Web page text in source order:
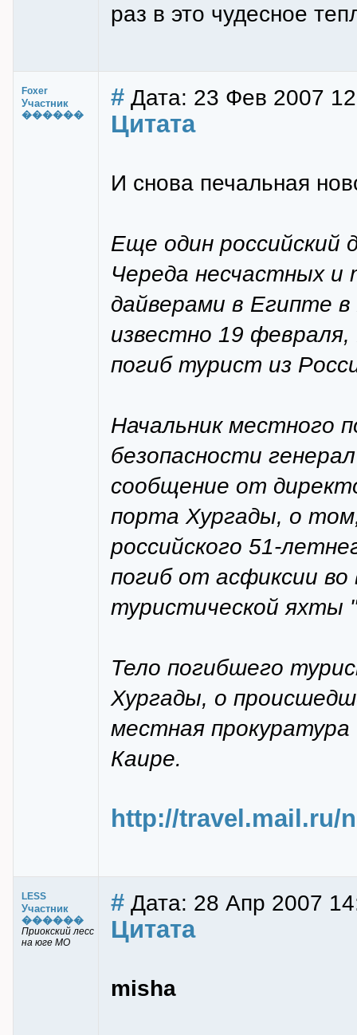
раз в это чудесное
Foxer
Участник
������
# Дата: 23 Фев 2007
Цитата
И снова печальная
Еще один российский
Череда несчастных и
дайверами в Египте
известно 19 февраля,
погиб турист из
Начальник местного
безопасности
сообщение от
порта Хургады, о
российского 51-
погиб от асфиксии
туристической яхты
Тело погибшего
Хургады, о
местная
Каире.
http://travel.mail.ru/
LESS
Участник
������
Приокский лесс
на юге МО
# Дата: 28 Апр 2007
Цитата
misha